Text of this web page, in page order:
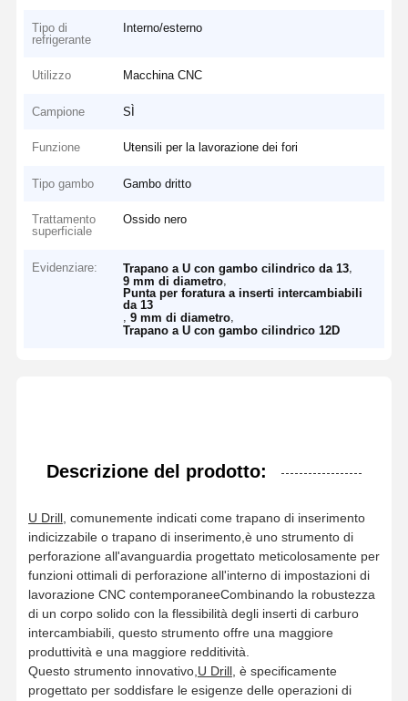
Tipo di
refrigerante
Interno/esterno
Utilizzo Macchina CNC
Campione SÌ
Funzione Utensili per la lavorazione dei fori
Tipo gambo Gambo dritto
Trattamento
superficiale
Ossido nero
Evidenziare: Trapano a U con gambo cilindrico da 13
9 mm di diametro
Punta per foratura a inserti intercambiabili
da 13
,9 mm di diametro
Trapano a U con gambo cilindrico 12D
Descrizione del prodotto:
U Drill, comunemente indicati come trapano di inserimento
indicizzabile o trapano di inserimento,è uno strumento di
perforazione all'avanguardia progettato meticolosamente per
funzioni ottimali di perforazione all'interno di impostazioni di
lavorazione CNC contemporaneeCombinando la robustezza
di un corpo solido con la flessibilità degli inserti di carburo
intercambiabili, questo strumento offre una maggiore
produttività e una maggiore redditività.
Questo strumento innovativo, U Drill, è specificamente
progettato per soddisfare le esigenze delle operazioni di